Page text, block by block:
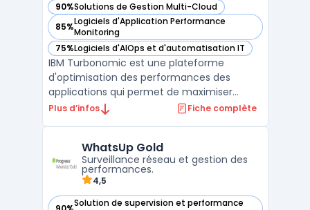
90%Solutions de Gestion Multi-Cloud
— voir IBM Turbonomic dans cette catégorie
85%Logiciels d'Application Performance
Monitoring
— voir IBM Turbonomic dans cette catégorie
75%Logiciels d'AIOps et d'automatisation IT
— voir IBM Turbonomic dans cette catégorie
IBM Turbonomic est une plateforme
d'optimisation des performances des
applications qui permet de maximiser
l'efficacité des ressources en automatisant
infrastructures, Turbonomic prend des
mesures automatisées pour équilibre ...
Plus d’infos Fiche complète
WhatsUp Gold
Surveillance réseau et gestion des
performances.
4,5
Solution de supervision et performance